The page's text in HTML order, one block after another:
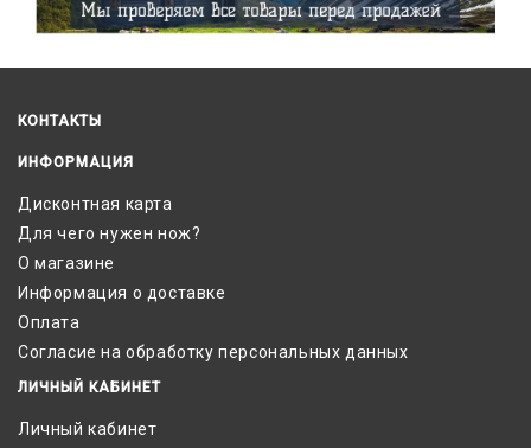
КОНТАКТЫ
ИНФОРМАЦИЯ
Дисконтная карта
Для чего нужен нож?
О магазине
Информация о доставке
Оплата
Согласие на обработку персональных данных
ЛИЧНЫЙ КАБИНЕТ
Личный кабинет